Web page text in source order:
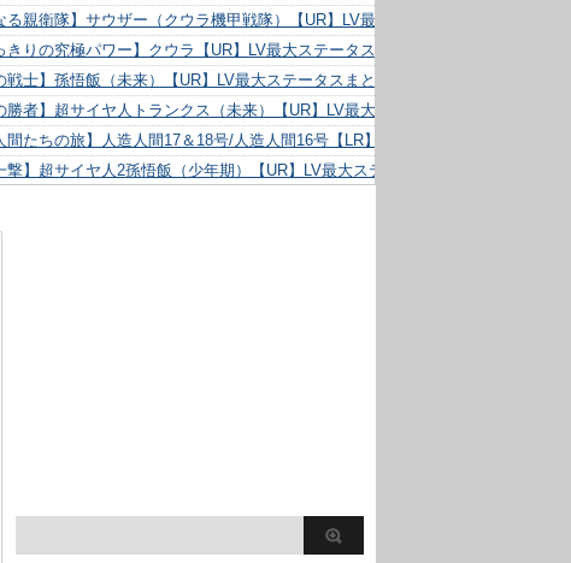
る親衛隊】サウザー（クウラ機甲戦隊）【UR】LV最大ステータスまとめ！
きりの究極パワー】クウラ【UR】LV最大ステータスまとめ！
戦士】孫悟飯（未来）【UR】LV最大ステータスまとめ！
勝者】超サイヤ人トランクス（未来）【UR】LV最大ステータスまとめ！
間たちの旅】人造人間17＆18号/人造人間16号【LR】LV最大ステータスまとめ！
撃】超サイヤ人2孫悟飯（少年期）【UR】LV最大ステータスまとめ！
らめき】クリリン【UR】LV最大ステータスまとめ！
た好機】人造人間16号【UR】LV最大ステータスまとめ！